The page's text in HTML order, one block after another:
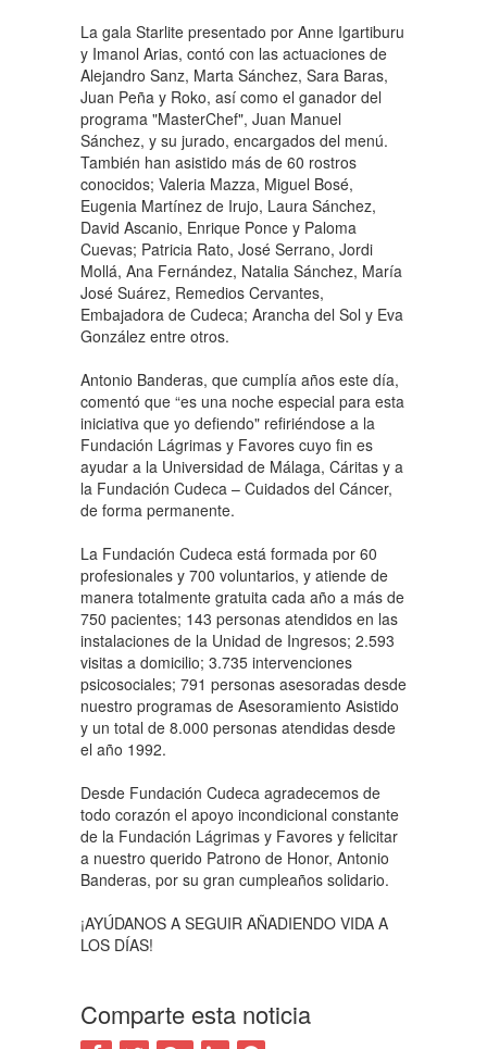
La gala Starlite presentado por Anne Igartiburu
y Imanol Arias, contó con las actuaciones de
Alejandro Sanz, Marta Sánchez, Sara Baras,
Juan Peña y Roko, así como el ganador del
programa "MasterChef", Juan Manuel
Sánchez, y su jurado, encargados del menú.
También han asistido más de 60 rostros
conocidos; Valeria Mazza, Miguel Bosé,
Eugenia Martínez de Irujo, Laura Sánchez,
David Ascanio, Enrique Ponce y Paloma
Cuevas; Patricia Rato, José Serrano, Jordi
Mollá, Ana Fernández, Natalia Sánchez, María
José Suárez, Remedios Cervantes,
Embajadora de Cudeca; Arancha del Sol y Eva
González entre otros.
Antonio Banderas, que cumplía años este día,
comentó que “es una noche especial para esta
iniciativa que yo defiendo" refiriéndose a la
Fundación Lágrimas y Favores cuyo fin es
ayudar a la Universidad de Málaga, Cáritas y a
la Fundación Cudeca – Cuidados del Cáncer,
de forma permanente.
La Fundación Cudeca está formada por 60
profesionales y 700 voluntarios, y atiende de
manera totalmente gratuita cada año a más de
750 pacientes; 143 personas atendidos en las
instalaciones de la Unidad de Ingresos; 2.593
visitas a domicilio; 3.735 intervenciones
psicosociales; 791 personas asesoradas desde
nuestro programas de Asesoramiento Asistido
y un total de 8.000 personas atendidas desde
el año 1992.
Desde Fundación Cudeca agradecemos de
todo corazón el apoyo incondicional constante
de la Fundación Lágrimas y Favores y felicitar
a nuestro querido Patrono de Honor, Antonio
Banderas, por su gran cumpleaños solidario.
¡AYÚDANOS A SEGUIR AÑADIENDO VIDA A
LOS DÍAS!
Comparte esta noticia